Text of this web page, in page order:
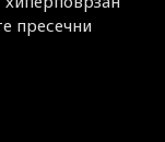
пресечни